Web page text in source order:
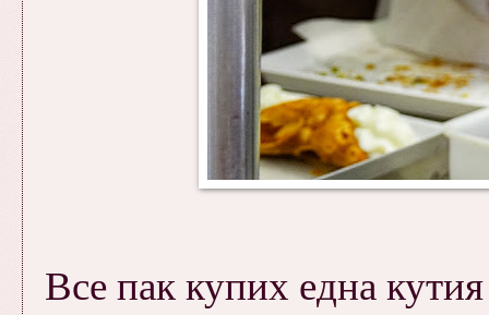
Все пак купих една